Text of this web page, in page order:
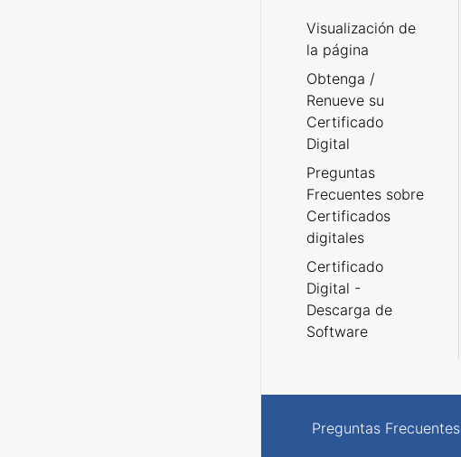
Visualización de
la página
Obtenga /
Renueve su
Certificado
Digital
Preguntas
Frecuentes sobre
Certificados
digitales
Certificado
Digital -
Descarga de
Software
Preguntas Frecuentes